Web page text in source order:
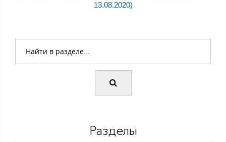
13.08.2020)
Разделы